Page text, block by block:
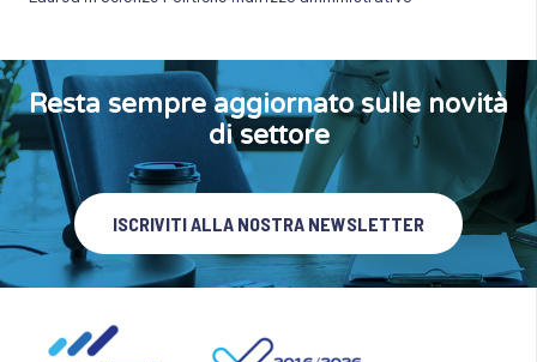
Resta sempre aggiornato sulle novità
di settore
ISCRIVITI ALLA NOSTRA NEWSLETTER